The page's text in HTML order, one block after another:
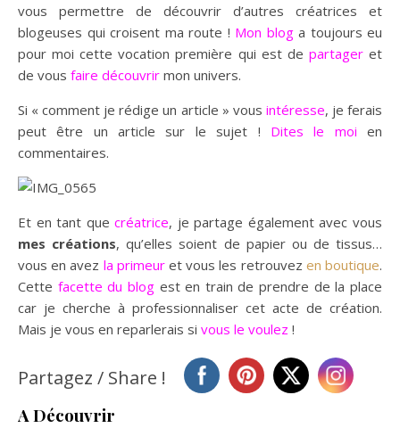
vous permettre de découvrir d’autres créatrices et
blogeuses qui croisent ma route ! Mon bloga toujours eu
pour moi cette vocation première qui est de partageret
de vous faire découvrir mon univers.
Si « comment je rédige un article » vous intéresse, je ferais
peut être un article sur le sujet ! Dites le moi en
commentaires.
Et en tant quecréatrice, je partage également avec vous
mes créations, qu’elles soient de papier ou de tissus…
vous en avez la primeuret vous les retrouvez en boutique.
Cette facette du blogest en train de prendre de la place
car je cherche à professionnaliser cet acte de création.
Mais je vous en reparlerais si vous le voulez !
Partagez / Share !
A Découvrir